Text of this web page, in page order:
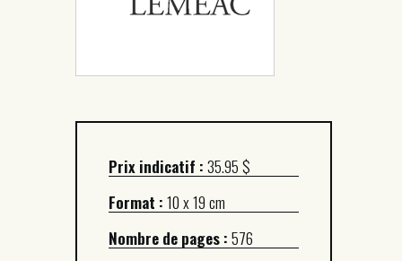
Prix indicatif :35.95 $
Format :10 x 19 cm
Nombre de pages :576